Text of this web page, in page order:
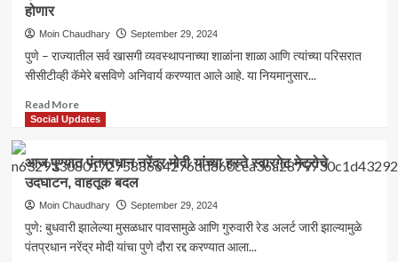
मैंदर्गीकरांचा
नगरपरिषदेवर
धडक
मोर्चा
व्हिडिओ
होणार
Moin Chaudhary September 29, 2024
पुणे – राज्यातील सर्व खासगी व्यवस्थापनाच्या शाळांना शाळा आणि त्यांच्या परिसरात
सीसीटीव्ही कॅमेरे बसविणे अनिवार्य करण्यात आले आहे. या नियमानुसार...
Read MoreRead
more
शहर:
शाळांमध्ये
सीसीटीव्ही
अनिवार्य;
नियम
न
Social Updates
आज पुण्यात पंतप्रधान नरेंद्र मोदी यांच्या हस्ते स्वारगेट मेट्रोचे
उदघाटन, वाहतूक बदल
Moin Chaudhary September 29, 2024
पुणे: बुधवारी झालेल्या मुसळधार पावसामुळे आणि गुरुवारी रेड अलर्ट जारी झाल्यामुळे
पंतप्रधान नरेंद्र मोदी यांचा पुणे दौरा रद्द करण्यात आला...